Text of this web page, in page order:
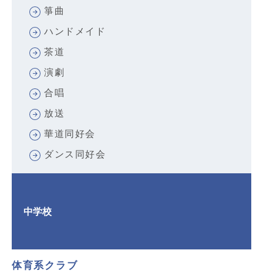
箏曲
ハンドメイド
茶道
演劇
合唱
放送
華道同好会
ダンス同好会
中学校
体育系クラブ